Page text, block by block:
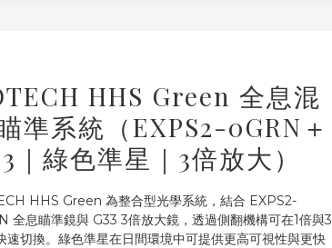
HHS Green 全息混
準系統（EXPS2-0GRN＋
｜綠色準星｜3倍放大）
HHS Green 為整合型光學系統，結合 EXPS2-
全息瞄準鏡與 G33 3倍放大鏡，透過側翻機構可在1倍與3
速切換。綠色準星在日間環境中可提供更高可視性與更快